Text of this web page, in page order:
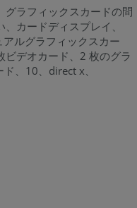
グラフィックスカードの問
カードディスプレイ、
ルグラフィックスカー
ビデオカード、2 枚のグラ
、10、direct x、